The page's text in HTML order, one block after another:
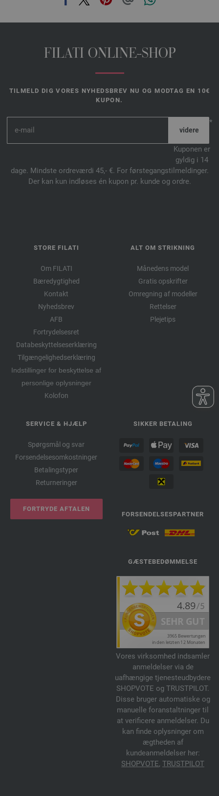
FILATI ONLINE-SHOP
TILMELD DIG VORES NYHEDSBREV NU OG MODTAG EN 10€
KUPON.
*
Kuponen er
gyldig i 14
dage. Mindste ordreværdi 45,- €. For førstegangstilmeldinger.
Der kan kun indløses én kupon pr. kunde og ordre.
STORE FILATI
Om FILATI
Bæredygtighed
Kontakt
Nyhedsbrev
AFB
Fortrydelsesret
Databeskyttelseserklæring
Tilgængelighedserklæring
Indstillinger for beskyttelse af
personlige oplysninger
Kolofon
ALT OM STRIKNING
Månedens model
Gratis opskrifter
Omregning af modeller
Rettelser
Plejetips
SERVICE & HJÆLP
Spørgsmål og svar
Forsendelsesomkostninger
Betalingstyper
Returneringer
FORTRYDE AFTALEN
SIKKER BETALING
FORSENDELSESPARTNER
GÆSTEBEDØMMELSE
Vores virksomhed indsamler
anmeldelser via de
uafhængige tjenesteudbydere
SHOPVOTE og TRUSTPILOT.
Disse bruger automatiske og
manuelle foranstaltninger til
at verificere anmeldelser. Du
kan finde oplysninger om
ægtheden af
kundeanmeldelser her:
SHOPVOTE, TRUSTPILOT